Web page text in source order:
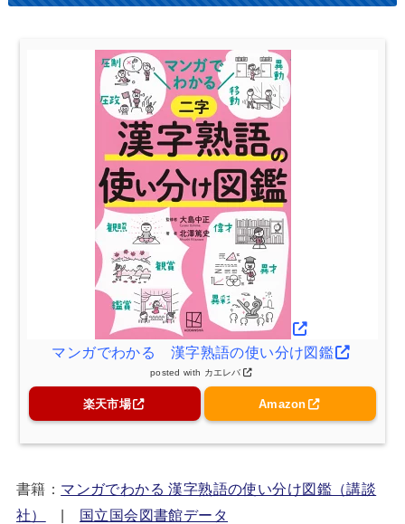
マンガでわかる 漢字熟語の使い分け図鑑
posted with カエレバ
楽天市場 Amazon
書籍： マンガでわかる 漢字熟語の使い分け図鑑（講談
社）
| 国立国会図書館データ